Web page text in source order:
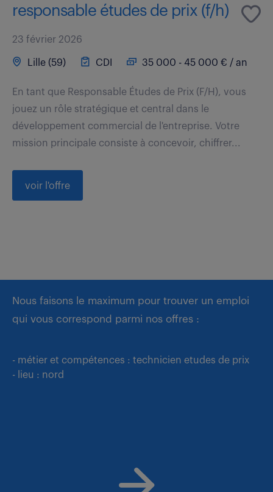
responsable études de prix (f/h)
23 février 2026
Lille (59) CDI 35 000 - 45 000 € / an
En tant que Responsable Études de Prix (F/H), vous
jouez un rôle stratégique et central dans le
développement commercial de l'entreprise. Votre
mission principale consiste à concevoir, chiffrer...
voir l'offre
Nous faisons le maximum pour trouver un emploi
qui vous correspond parmi nos offres :
- métier et compétences : technicien etudes de prix
- lieu : nord